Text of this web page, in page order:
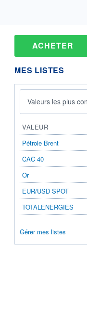
ACHETER
MES LISTES
Valeurs les plus
VALEUR
Pétrole Brent
CAC 40
Or
EUR/USD SPOT
TOTALENERGIES
Gérer mes listes